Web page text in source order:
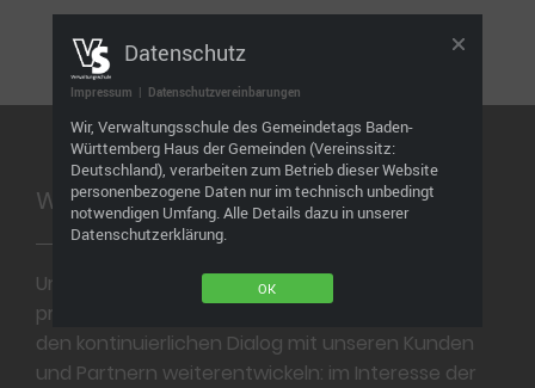
Footer
Wir bilden aus. Wir bilden weiter.
Unser Ziel ist ein professionelles und
praxisgerechtes Bildungsangebot, das wir durch
den kontinuierlichen Dialog mit unseren Kunden
und Partnern weiterentwickeln: im Interesse der
Datenschutz
Impressum | Datenschutzvereinbarungen
Wir, Verwaltungsschule des Gemeindetags Baden-
Württemberg Haus der Gemeinden (Vereinssitz:
Deutschland), verarbeiten zum Betrieb dieser Website
personenbezogene Daten nur im technisch unbedingt
notwendigen Umfang. Alle Details dazu in unserer
Datenschutzerklärung.
OK